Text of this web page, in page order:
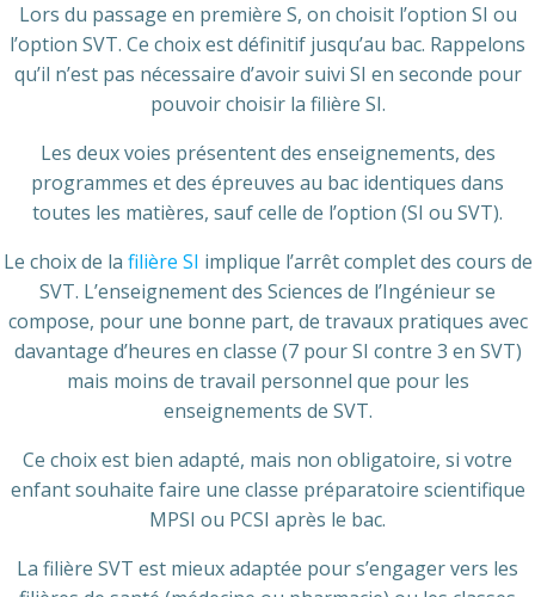
Lors du passage en première S, on choisit l’option SI ou
l’option SVT. Ce choix est définitif jusqu’au bac. Rappelons
qu’il n’est pas nécessaire d’avoir suivi SI en seconde pour
pouvoir choisir la filière SI.
Les deux voies présentent des enseignements, des
programmes et des épreuves au bac identiques dans
toutes les matières, sauf celle de l’option (SI ou SVT).
Le choix de la filière SI implique l’arrêt complet des cours de
SVT. L’enseignement des Sciences de l’Ingénieur se
compose, pour une bonne part, de travaux pratiques avec
davantage d’heures en classe (7 pour SI contre 3 en SVT)
mais moins de travail personnel que pour les
enseignements de SVT.
Ce choix est bien adapté, mais non obligatoire, si votre
enfant souhaite faire une classe préparatoire scientifique
MPSI ou PCSI après le bac.
La filière SVT est mieux adaptée pour s’engager vers les